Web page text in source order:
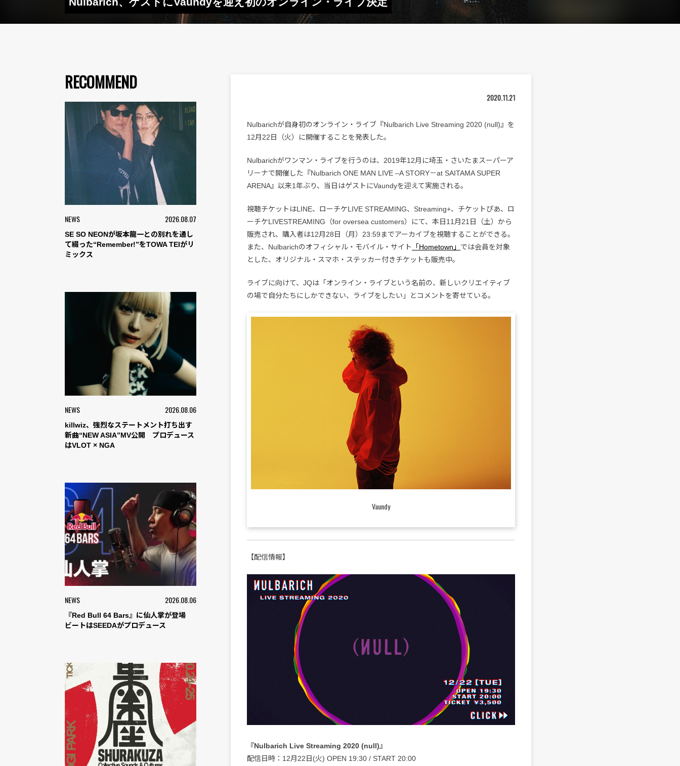
RECOMMEND
NEWS 2026.08.07
SE SO NEONが坂本龍一との別れを通し
て綴った“Remember!”をTOWA TEIがリ
ミックス
NEWS 2026.08.06
killwiz、強烈なステートメント打ち出す
新曲“NEW ASIA”MV公開 プロデュース
はVLOT × NGA
NEWS 2026.08.06
『Red Bull 64 Bars』に仙人掌が登場
ビートはSEEDAがプロデュース
2020.11.21
Nulbarichが自身初のオンライン・ライブ『Nulbarich Live Streaming 2020 (null)』を
12月22日（火）に開催することを発表した。
Nulbarichがワンマン・ライブを行うのは、2019年12月に埼玉・さいたまスーパーア
リーナで開催した『Nulbarich ONE MAN LIVE –A STORY－at SAITAMA SUPER
ARENA』以来1年ぶり、当日はゲストにVaundyを迎えて実施される。
視聴チケットはLINE、ローチケLIVE STREAMING、Streaming+、チケットぴあ、ロ
ーチケLIVESTREAMING（for oversea customers）にて、本日11月21日（土）から
販売され、購入者は12月28日（月）23:59までアーカイブを視聴することができる。
また、Nulbarichのオフィシャル・モバイル・サイト
「Hometown」 では会員を対象
とした、オリジナル・スマホ・ステッカー付きチケットも販売中。
ライブに向けて、JQは「オンライン・ライブという名前の、新しいクリエイティブ
の場で自分たちにしかできない、ライブをしたい」とコメントを寄せている。
Vaundy
【配信情報】
『Nulbarich Live Streaming 2020 (null)』
配信日時：12月22日(火) OPEN 19:30 / START 20:00